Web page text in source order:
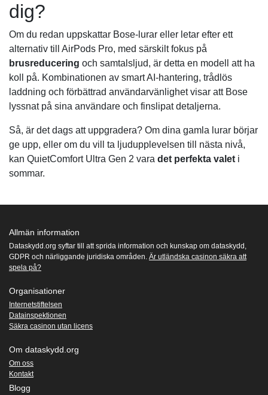
dig?
Om du redan uppskattar Bose-lurar eller letar efter ett
alternativ till AirPods Pro, med särskilt fokus på
brusreducering och samtalsljud, är detta en modell att ha
koll på. Kombinationen av smart AI-hantering, trådlös
laddning och förbättrad användarvänlighet visar att Bose
lyssnat på sina användare och finslipat detaljerna.
Så, är det dags att uppgradera? Om dina gamla lurar börjar
ge upp, eller om du vill ta ljudupplevelsen till nästa nivå,
kan QuietComfort Ultra Gen 2 vara det perfekta valet i
sommar.
Allmän information
Dataskydd.org syftar till att sprida information och kunskap om dataskydd,
GDPR och närliggande juridiska områden. Är utländska casinon säkra att
spela på?
Organisationer
Internetstiftelsen
Datainspektionen
Säkra casinon utan licens
Om dataskydd.org
Om oss
Kontakt
Blogg